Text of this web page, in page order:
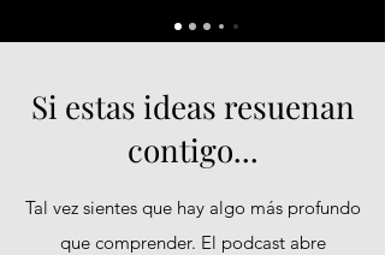
Si estas ideas resuenan
contigo...
Tal vez sientes que hay algo más profundo
que comprender. El podcast abre